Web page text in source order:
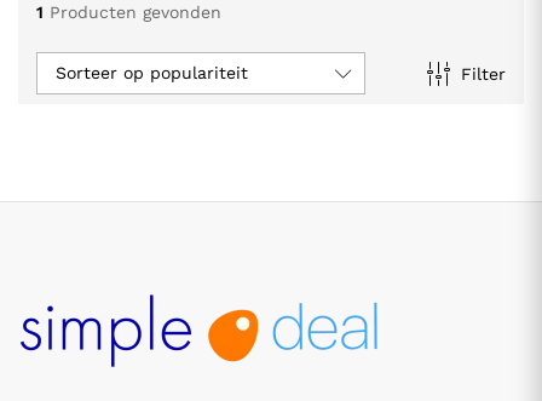
1 Producten gevonden
Filter
Sorteer op populariteit